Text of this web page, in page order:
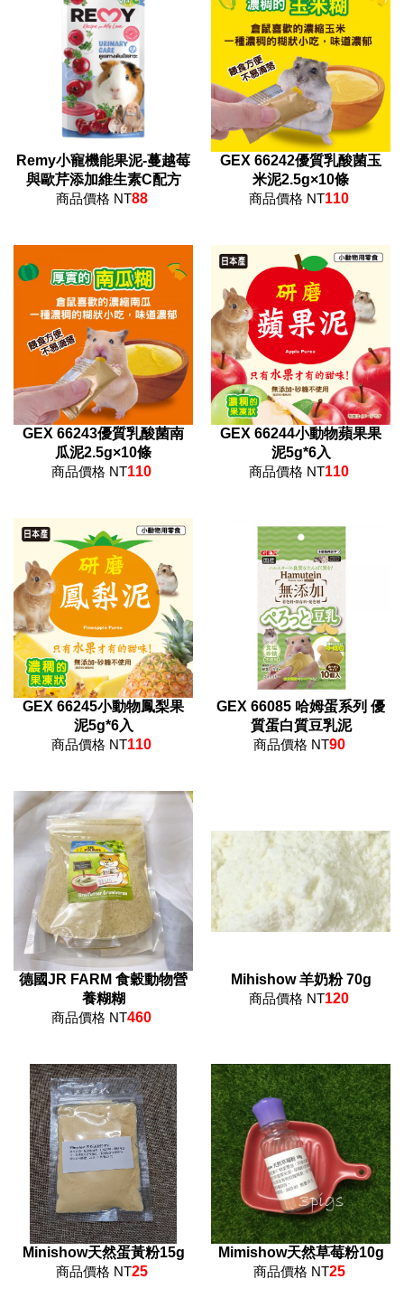
Remy小寵機能果泥-蔓越莓
與歐芹添加維生素C配方
商品價格 NT88
GEX 66242優質乳酸菌玉
米泥2.5g×10條
商品價格 NT110
GEX 66243優質乳酸菌南
瓜泥2.5g×10條
商品價格 NT110
GEX 66244小動物蘋果果
泥5g*6入
商品價格 NT110
GEX 66245小動物鳳梨果
泥5g*6入
商品價格 NT110
GEX 66085 哈姆蛋系列 優
質蛋白質豆乳泥
商品價格 NT90
德國JR FARM 食穀動物營
養糊糊
商品價格 NT460
Mihishow 羊奶粉 70g
商品價格 NT120
Minishow天然蛋黃粉15g
商品價格 NT25
Mimishow天然草莓粉10g
商品價格 NT25